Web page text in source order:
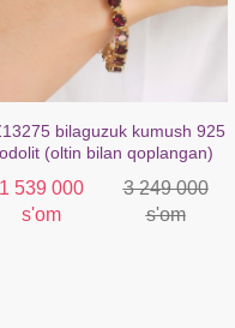
bilaguzuk kumush 925
(oltin bilan qoplangan)
1 539 000
s'om
3 249 000
s'om